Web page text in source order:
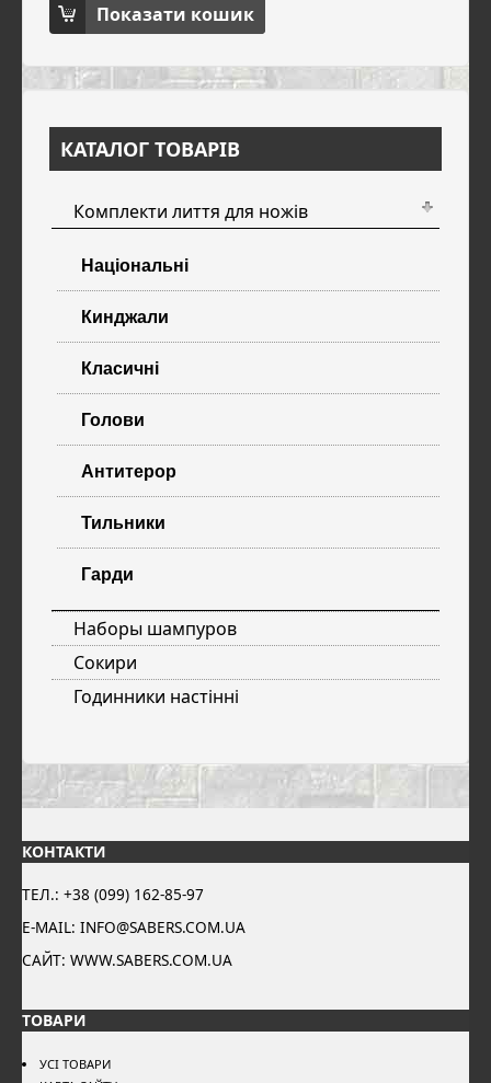
Показати кошик
КАТАЛОГ ТОВАРІВ
Комплекти лиття для ножів
Національні
Кинджали
Класичні
Голови
Антитерор
Тильники
Гарди
Наборы шампуров
Сокири
Годинники настінні
КОНТАКТИ
ТЕЛ.: +38 (099) 162-85-97
E-MAIL: INFO@SABERS.COM.UA
САЙТ: WWW.SABERS.COM.UA
ТОВАРИ
УСІ ТОВАРИ